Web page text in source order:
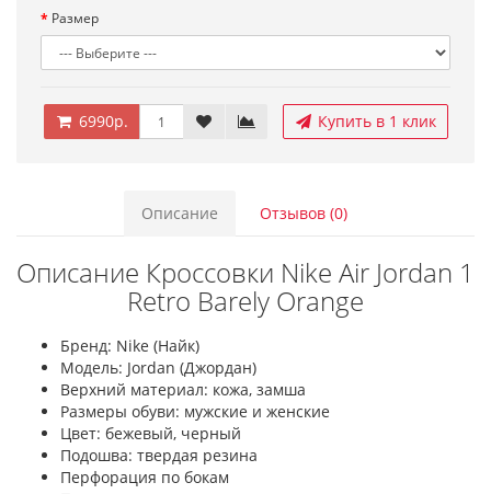
Размер
6990р. Купить в 1 клик
Описание Отзывов (0)
Описание Кроссовки Nike Air Jordan 1
Retro Barely Orange
Бренд: Nike (Найк)
Модель: Jordan (Джордан)
Верхний материал: кожа, замша
Размеры обуви: мужские и женские
Цвет: бежевый, черный
Подошва: твердая резина
Перфорация по бокам